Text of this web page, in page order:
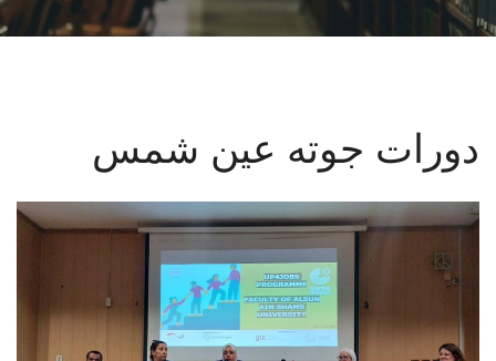
البحث العلمي
المراكز والوحدات
الأنظمة الذكية
تواصل معنا
دورات جوته عين شمس